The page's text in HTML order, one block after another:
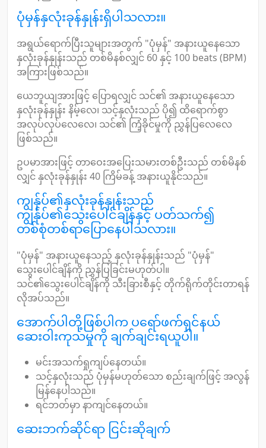
ပုံမှန်နှလုံးခုန်နှုန်းရှိပါသလား။
အရွယ်ရောက်ပြီးသူများအတွက် "ပုံမှန်" အနားယူနေသော
နှလုံးခုန်နှုန်းသည် တစ်မိနစ်လျှင် 60 နှင့် 100 beats (BPM)
အကြားဖြစ်သည်။
ယေဘူယျအားဖြင့် ပြောရလျှင် သင်၏ အနားယူနေသော
နှလုံးခုန်နှုန်း နိမ့်လေ၊ သင့်နှလုံးသည် ပို၍ ထိရောက်စွာ
အလုပ်လုပ်လေလေ၊ သင်၏ ကြံ့ခိုင်မှုကို ညွှန်ပြလေလေ
ဖြစ်သည်။
ဥပမာအားဖြင့် တာဝေးအပြေးသမားတစ်ဦးသည် တစ်မိနစ်
လျှင် နှလုံးခုန်နှုန်း 40 ကြိမ်ခန့် အနားယူနိုင်သည်။
ကျွန်ုပ်၏နှလုံးခုန်နှုန်းသည်
ကျွန်ုပ်၏သွေးပေါင်ချိန်နှင့် ပတ်သက်၍
တစ်စုံတစ်ရာပြောနေပါသလား။
"ပုံမှန်" အနားယူနေသည့် နှလုံးခုန်နှုန်းသည် "ပုံမှန်"
သွေးပေါင်ချိန်ကို ညွှန်ပြခြင်းမဟုတ်ပါ။
သင်၏သွေးပေါင်ချိန်ကို သီးခြားစီနှင့် တိုက်ရိုက်တိုင်းတာရန်
လိုအပ်သည်။
အောက်ပါတို့ဖြစ်ပါက ပရော်ဖက်ရှင်နယ်
ဆေးဝါးကုသမှုကို ချက်ချင်းရယူပါ။
မင်းအသက်ရှုကျပ်နေတယ်။
သင့်နှလုံးသည် ပုံမှန်မဟုတ်သော စည်းချက်ဖြင့် အလွန်
မြန်နေပါသည်။
ရင်ဘတ်မှာ နာကျင်နေတယ်။
ဆေးဘက်ဆိုင်ရာ ငြင်းဆိုချက်